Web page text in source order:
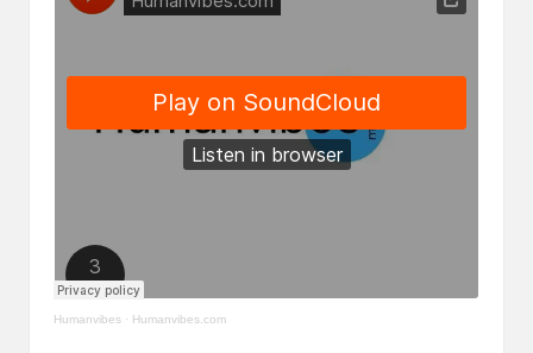
Humanvibes · Humanvibes.com